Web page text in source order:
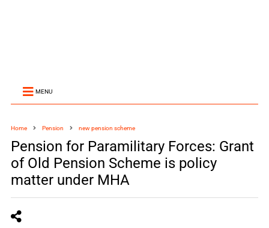
MENU
Home Pension new pension scheme
Pension for Paramilitary Forces: Grant
of Old Pension Scheme is policy
matter under MHA